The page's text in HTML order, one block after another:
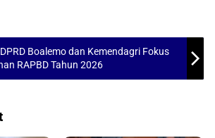
Boalemo dan Kemendagri Fokus
RAPBD Tahun 2026